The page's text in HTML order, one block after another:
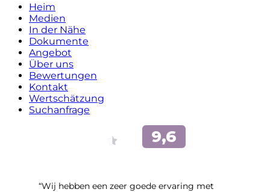
Heim
Medien
In der Nähe
Dokumente
Angebot
Über uns
Bewertungen
Kontakt
Wertschätzung
Suchanfrage
“Wij hebben een zeer goede ervaring met